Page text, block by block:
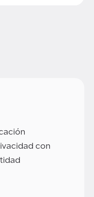
con